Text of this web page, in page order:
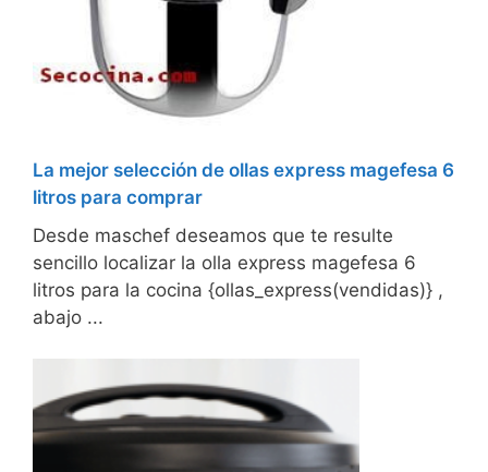
La mejor selección de ollas express magefesa 6
litros para comprar
Desde maschef deseamos que te resulte
sencillo localizar la olla express magefesa 6
litros para la cocina {ollas_express(vendidas)} ,
abajo ...